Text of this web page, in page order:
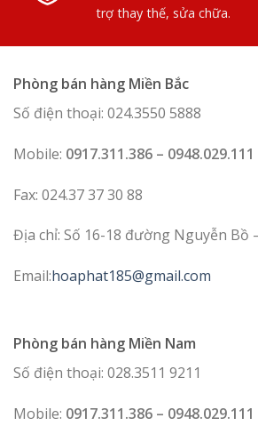
trợ thay thế, sửa chữa.
Phòng bán hàng Miền Bắc
Số điện thoại: 024.3550 5888
Mobile: 0917.311.386 – 0948.029.111
Fax: 024.37 37 30 88
Địa chỉ: Số 16-18 đường Nguyễn Bồ
Email:hoaphat185@gmail.com
Phòng bán hàng Miền Nam
Số điện thoại: 028.3511 9211
Mobile: 0917.311.386 – 0948.029.111